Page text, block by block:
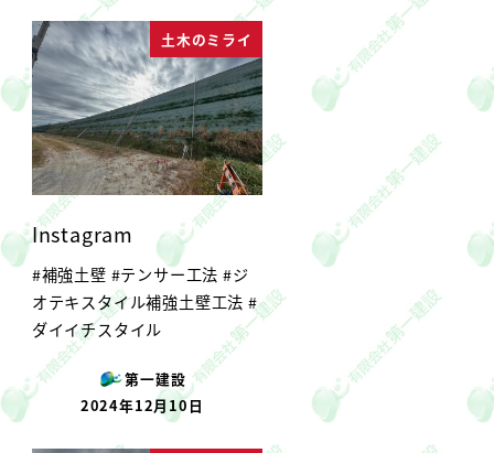
土木のミライ
Instagram
#補強土壁 #テンサー工法 #ジ
オテキスタイル補強土壁工法 #
ダイイチスタイル
第一建設
投稿日
2024年12月10日